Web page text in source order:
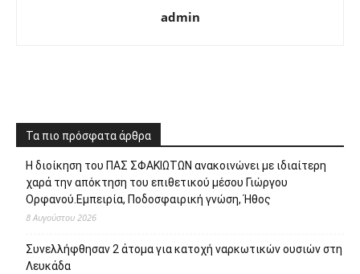
admin
Τα πιο πρόσφατα άρθρα
Η διοίκηση του ΠΑΣ ΣΦΑΚΙΩΤΩΝ ανακοινώνει με ιδιαίτερη
χαρά την απόκτηση του επιθετικού μέσου Γιώργου
Ορφανού.Εμπειρία, Ποδοσφαιρική γνώση, Ήθος
8 Αυγούστου 2026
Συνελλήφθησαν 2 άτομα για κατοχή ναρκωτικών ουσιών στη
Λευκάδα